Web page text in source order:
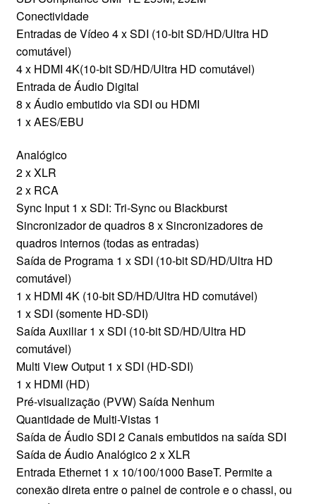
Conectividade
Entradas de Vídeo 4 x SDI (10-bit SD/HD/Ultra HD
comutável)
4 x HDMI 4K(10-bit SD/HD/Ultra HD comutável)
Entrada de Áudio Digital
8 x Áudio embutido via SDI ou HDMI
1 x AES/EBU
Analógico
2 x XLR
2 x RCA
Sync Input 1 x SDI: Tri-Sync ou Blackburst
Sincronizador de quadros 8 x Sincronizadores de
quadros internos (todas as entradas)
Saída de Programa 1 x SDI (10-bit SD/HD/Ultra HD
comutável)
1 x HDMI 4K (10-bit SD/HD/Ultra HD comutável)
1 x SDI (somente HD-SDI)
Saída Auxiliar 1 x SDI (10-bit SD/HD/Ultra HD
comutável)
Multi View Output 1 x SDI (HD-SDI)
1 x HDMI (HD)
Pré-visualização (PVW) Saída Nenhum
Quantidade de Multi-Vistas 1
Saída de Áudio SDI 2 Canais embutidos na saída SDI
Saída de Áudio Analógico 2 x XLR
Entrada Ethernet 1 x 10/100/1000 BaseT. Permite a
conexão direta entre o painel de controle e o chassi, ou